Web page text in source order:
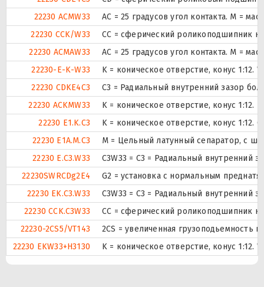
22230 ACMW33
AC = 25 градусов угол контакта. M =
22230 CCK/W33
CC = сферический роликоподшипник
22230 ACMAW33
AC = 25 градусов угол контакта. M =
22230-E-K-W33
K = коническое отверстие, конус
22230 CDKE4C3
C3 = Радиальный внутренний зазор
22230 ACKMW33
K = коническое отверстие, конус
22230 E1.K.C3
K = коническое отверстие, конус
22230 E1A.M.C3
M = Цельный латунный сепаратор, с
22230 E.C3.W33
C3W33 = C3 = Радиальный внутренний
22230SWRCDg2E4
G2 = установка с нормальным
22230 EK.C3.W33
C3W33 = C3 = Радиальный внутренний
22230 CCK.C3W33
CC = сферический роликоподшипник
22230-2CS5/VT143
2CS = увеличенная
22230 EKW33+H3130
K = коническое отверстие, конус